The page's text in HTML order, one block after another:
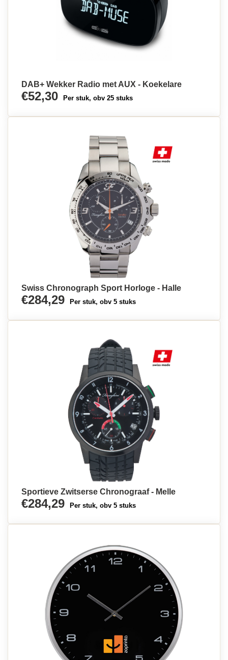
DAB+ Wekker Radio met AUX - Koekelare
€52,30 Per stuk, obv 25 stuks
Swiss Chronograph Sport Horloge - Halle
€284,29 Per stuk, obv 5 stuks
Sportieve Zwitserse Chronograaf - Melle
€284,29 Per stuk, obv 5 stuks